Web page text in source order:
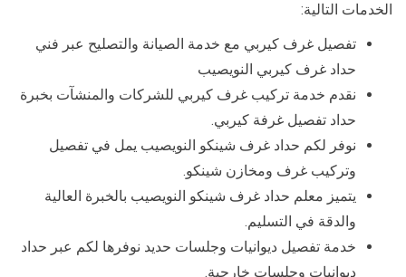
الخدمات التالية:
تفصيل غرف كيربي مع خدمة الصيانة والتصليح عبر فني
حداد غرف كيربي النويصيب
نقدم خدمة تركيب غرف كيربي للشركات والمنشآت بخبرة
حداد تفصيل غرفة كيربي.
نوفر لكم حداد غرف شينكو النويصيب يمل في تفصيل
وتركيب غرف ومخازن شينكو.
يتميز معلم حداد غرف شينكو النويصيب بالخبرة العالية
والدقة في التسليم.
خدمة تفصيل ديوانيات وجلسات حديد نوفرها لكم عبر حداد
ديوانيات وجلسات خارجية.